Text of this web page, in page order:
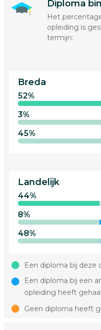
Diploma
Het
opleiding is
termijn:
Breda
52%
3%
45%
Landelijk
44%
8%
48%
Een diploma bij deze
Een diploma bij een
opleiding heeft
Geen diploma heeft